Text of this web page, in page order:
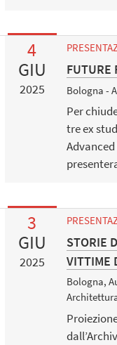
4
GIU
2025
FUTURE
Bologna -
Per
tre ex
3
GIU
2025
STORIE
VITTIME
Bologna,